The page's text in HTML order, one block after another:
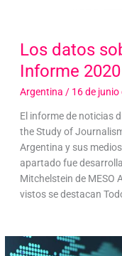
Los datos
Informe
Argentina / 16 de junio
El informe de noticias
the Study of
Argentina y sus
apartado fue
Mitchelstein de MESO
vistos se destacan